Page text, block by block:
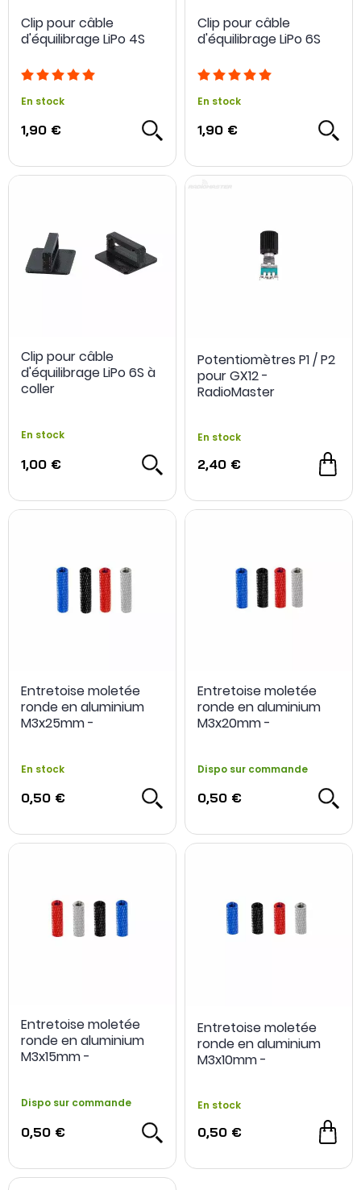
Clip pour câble
d'équilibrage LiPo 4S
En stock
1,90 €
Clip pour câble
d'équilibrage LiPo 6S
En stock
1,90 €
Clip pour câble
d'équilibrage LiPo 6S à
coller
En stock
1,00 €
Potentiomètres P1 / P2
pour GX12 -
RadioMaster
En stock
2,40 €
Entretoise moletée
ronde en aluminium
M3x25mm -
En stock
0,50 €
Entretoise moletée
ronde en aluminium
M3x20mm -
Dispo sur commande
0,50 €
Entretoise moletée
ronde en aluminium
M3x15mm -
Dispo sur commande
0,50 €
Entretoise moletée
ronde en aluminium
M3x10mm -
En stock
0,50 €